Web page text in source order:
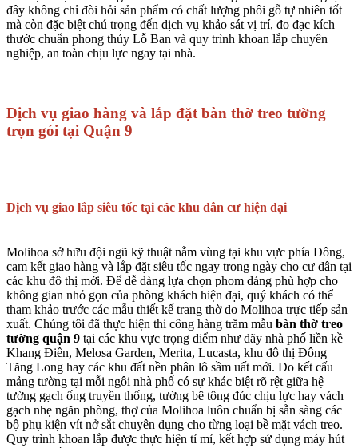
đây không chỉ đòi hỏi sản phẩm có chất lượng phôi gỗ tự nhiên tốt
mà còn đặc biệt chú trọng đến dịch vụ khảo sát vị trí, đo đạc kích
thước chuẩn phong thủy Lỗ Ban và quy trình khoan lắp chuyên
nghiệp, an toàn chịu lực ngay tại nhà.
Dịch vụ giao hàng và lắp đặt bàn thờ treo tường
trọn gói tại Quận 9
Dịch vụ giao lắp siêu tốc tại các khu dân cư hiện đại
Molihoa sở hữu đội ngũ kỹ thuật nằm vùng tại khu vực phía Đông,
cam kết giao hàng và lắp đặt siêu tốc ngay trong ngày cho cư dân tại
các khu đô thị mới. Để dễ dàng lựa chọn phom dáng phù hợp cho
không gian nhỏ gọn của phòng khách hiện đại, quý khách có thể
tham khảo trước các mẫu thiết kế trang thờ do Molihoa trực tiếp sản
xuất. Chúng tôi đã thực hiện thi công hàng trăm mẫu bàn thờ treo
tường quận 9 tại các khu vực trọng điểm như dãy nhà phố liền kề
Khang Điền, Melosa Garden, Merita, Lucasta, khu đô thị Đông
Tăng Long hay các khu đất nền phân lô sầm uất mới. Do kết cấu
mảng tường tại mỗi ngôi nhà phố có sự khác biệt rõ rệt giữa hệ
tường gạch ống truyền thống, tường bê tông đúc chịu lực hay vách
gạch nhẹ ngăn phòng, thợ của Molihoa luôn chuẩn bị sẵn sàng các
bộ phụ kiện vít nở sắt chuyên dụng cho từng loại bề mặt vách treo.
Quy trình khoan lắp được thực hiện tỉ mỉ, kết hợp sử dụng máy hút